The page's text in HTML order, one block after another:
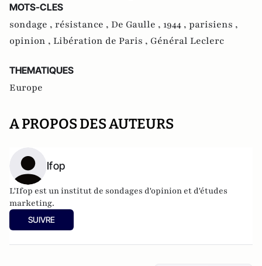
MOTS-CLES
sondage , résistance , De Gaulle , 1944 , parisiens ,
opinion , Libération de Paris , Général Leclerc
THEMATIQUES
Europe
A PROPOS DES AUTEURS
Ifop
L'Ifop est un institut de sondages d'opinion et d'études
marketing.
SUIVRE